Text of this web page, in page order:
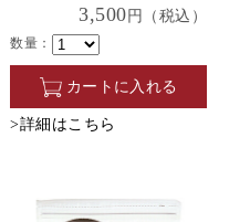
3,500 円（税込）
数量：
カートに入れる
>詳細はこちら